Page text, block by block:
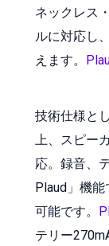
ネックレス
ルに対応し
えます。
技術仕様と
上、スピー
応。録音、
Plaud」機
可能です。
テリー